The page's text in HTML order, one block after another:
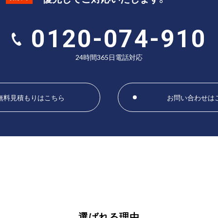
0120-074-910
24時間365日電話対応
料見積もりはこちら お問い合わせは